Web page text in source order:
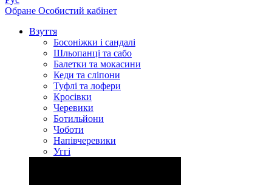
Обране Особистий кабінет
Взуття
Босоніжки і сандалі
Шльопанці та сабо
Балетки та мокасини
Кеди та сліпони
Туфлі та лофери
Кросівки
Черевики
Ботильйони
Чоботи
Напівчеревики
Уггі